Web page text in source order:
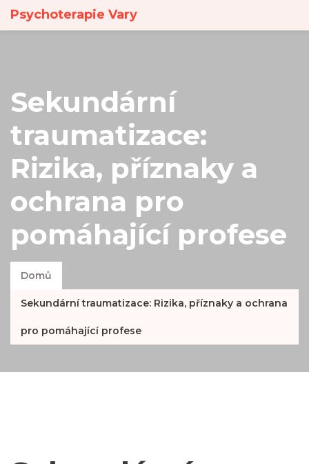
Psychoterapie Vary
Sekundární
traumatizace:
Rizika, příznaky a
ochrana pro
pomáhající profese
Domů
Sekundární traumatizace: Rizika, příznaky a ochrana
pro pomáhající profese